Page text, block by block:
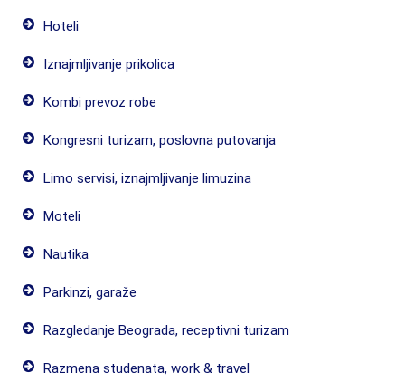
Hoteli
Iznajmljivanje prikolica
Kombi prevoz robe
Kongresni turizam, poslovna putovanja
Limo servisi, iznajmljivanje limuzina
Moteli
Nautika
Parkinzi, garaže
Razgledanje Beograda, receptivni turizam
Razmena studenata, work & travel